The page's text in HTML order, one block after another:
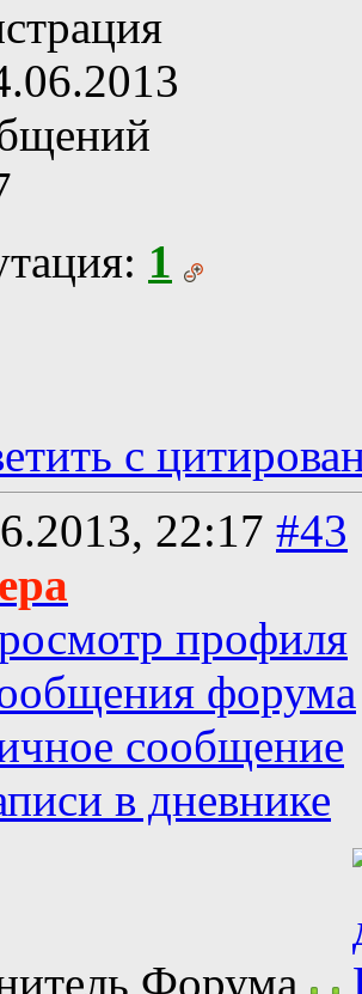
1
с
22:17 #43
профиля
форума
сообщение
в дневнике
Форума